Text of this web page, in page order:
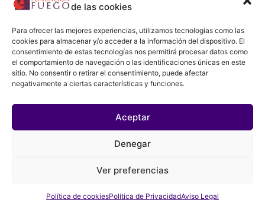
de las cookies
Para ofrecer las mejores experiencias, utilizamos tecnologías como las
cookies para almacenar y/o acceder a la información del dispositivo. El
consentimiento de estas tecnologías nos permitirá procesar datos como
el comportamiento de navegación o las identificaciones únicas en este
sitio. No consentir o retirar el consentimiento, puede afectar
negativamente a ciertas características y funciones.
Aceptar
Denegar
Ver preferencias
Política de cookiesPolítica de PrivacidadAviso Legal
administracion@fundacionfuego.org
Aviso legal |Política de privacidad|Política de cookies